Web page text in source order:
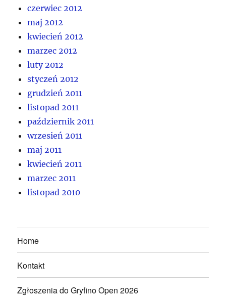
czerwiec 2012
maj 2012
kwiecień 2012
marzec 2012
luty 2012
styczeń 2012
grudzień 2011
listopad 2011
październik 2011
wrzesień 2011
maj 2011
kwiecień 2011
marzec 2011
listopad 2010
Home
Kontakt
Zgłoszenia do Gryfino Open 2026